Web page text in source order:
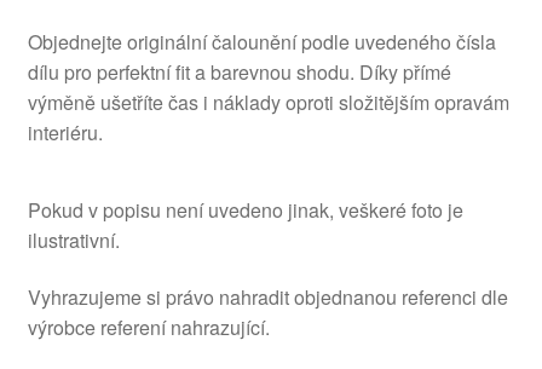
Objednejte originální čalounění podle uvedeného čísla
dílu pro perfektní fit a barevnou shodu. Díky přímé
výměně ušetříte čas i náklady oproti složitějším opravám
interiéru.
Pokud v popisu není uvedeno jinak, veškeré foto je
ilustrativní.
Vyhrazujeme si právo nahradit objednanou referenci dle
výrobce referení nahrazující.